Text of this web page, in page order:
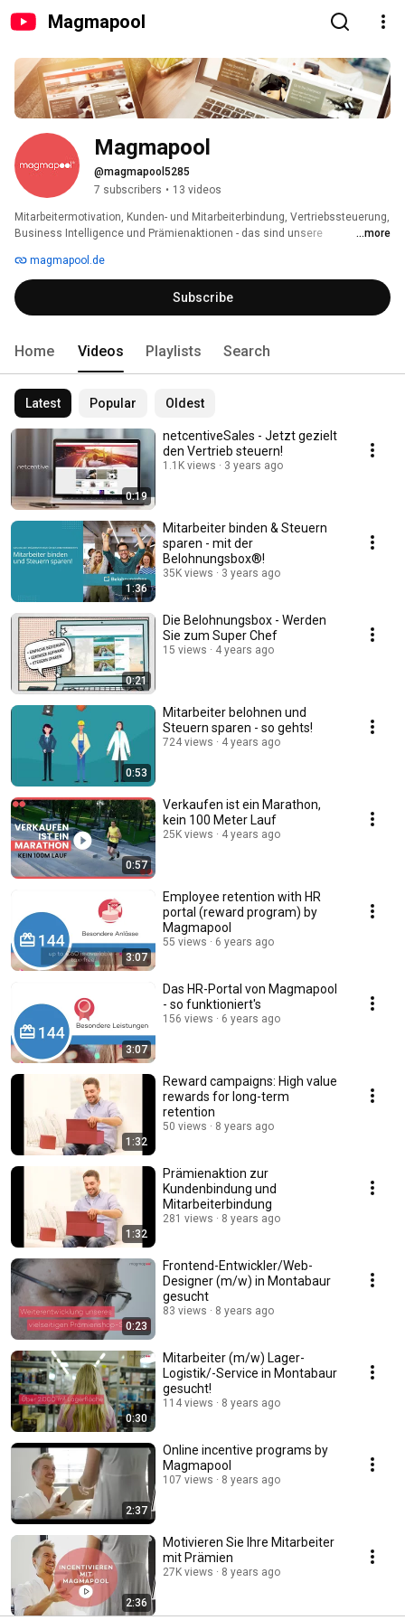
Magmapool
Magmapool
@magmapool5285
7 subscribers • 13 videos
Mitarbeitermotivation, Kunden- und Mitarbeiterbindung, Vertriebssteuerung,
Business Intelligence und Prämienaktionen - das sind unsere
oder Kunden "Dankeschön" zu sagen: "Dankeschön" für Einsatz, Treue,
Erfolg und Zusammenhalt. Als Lob oder zur Anerkennung verschenken Sie
mit unserer Hilfe Prämienpunkte, die Ihre Mitarbeiter und Kunden einlösen
können. In unserem Prämienshop warten 4.000 attraktive Markenartikel
...more
magmapool.de
Subscribe
Home Videos Playlists Search
Latest Popular Oldest
0:19
netcentiveSales - Jetzt gezielt
den Vertrieb steuern!
1.1K views 3 years ago
1:36
Mitarbeiter binden & Steuern
sparen - mit der
Belohnungsbox®!
35K views 3 years ago
0:21
Die Belohnungsbox - Werden
Sie zum Super Chef
15 views 4 years ago
0:53
Mitarbeiter belohnen und
Steuern sparen - so gehts!
724 views 4 years ago
0:57
Verkaufen ist ein Marathon,
kein 100 Meter Lauf
25K views 4 years ago
3:07
Employee retention with HR
portal (reward program) by
Magmapool
55 views 6 years ago
3:07
Das HR-Portal von Magmapool
- so funktioniert's
156 views 6 years ago
1:32
Reward campaigns: High value
rewards for long-term
retention
50 views 8 years ago
1:32
Prämienaktion zur
Kundenbindung und
Mitarbeiterbindung
281 views 8 years ago
0:23
Frontend-Entwickler/Web-
Designer (m/w) in Montabaur
gesucht
83 views 8 years ago
0:30
Mitarbeiter (m/w) Lager-
Logistik/-Service in Montabaur
gesucht!
114 views 8 years ago
2:37
Online incentive programs by
Magmapool
107 views 8 years ago
2:36
Motivieren Sie Ihre Mitarbeiter
mit Prämien
27K views 8 years ago